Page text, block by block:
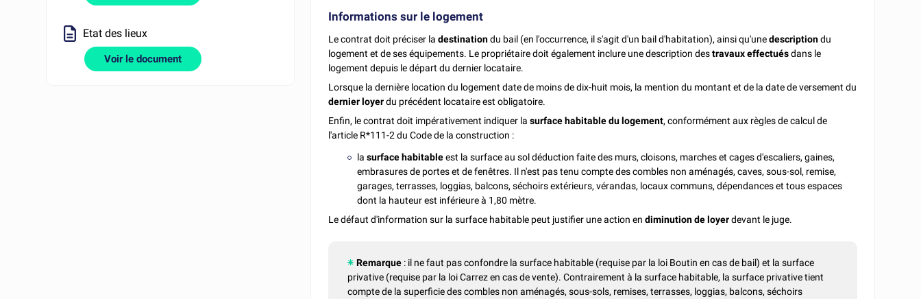
Etat des lieux
Voir le document
Informations sur le logement
Le contrat doit préciser ladestinationdu bail (en l'occurrence, il s'agit d'un bail d'habitation), ainsi qu'unedescriptiondu
logement et de ses équipements. Le propriétaire doit également inclure une description destravauxeffectuésdans le
logement depuis le départ du dernier locataire.
Lorsque la dernière location du logement date de moins de dix-huit mois, la mention du montant et de la date de versement du
dernier loyerdu précédent locataire est obligatoire.
Enfin, le contrat doit impérativement indiquer lasurface habitable du logement, conformément aux règles de calcul de
l'article R*111-2 du Code de la construction :
lasurface habitableest la surface au sol déduction faite des murs, cloisons, marches et cages d'escaliers, gaines,
embrasures de portes et de fenêtres. Il n'est pas tenu compte des combles non aménagés, caves, sous-sol, remise,
garages, terrasses, loggias, balcons, séchoirs extérieurs, vérandas, locaux communs, dépendances et tous espaces
dont la hauteur est inférieure à 1,80 mètre.
Le défaut d'information sur la surface habitable peut justifier une action endiminution de loyerdevant le juge.
Remarque : il ne faut pas confondre la surface habitable (requise par la loi Boutin en cas de bail) et la surface
privative (requise par la loi Carrez en cas de vente). Contrairement à la surface habitable, la surface privative tient
compte de la superficie des combles non aménagés, sous-sols, remises, terrasses, loggias, balcons, séchoirs